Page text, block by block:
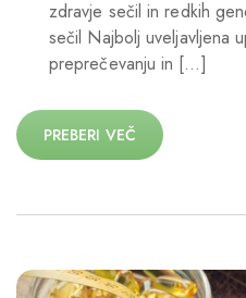
zdravje sečil in redkih
sečil Najbolj uveljavljena
preprečevanju in […]
PREBERI VEČ